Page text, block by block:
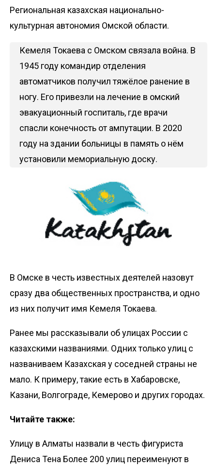
Региональная казахская национально-
культурная автономия Омской области.
Кемеля Токаева с Омском связала война. В
1945 году командир отделения
автоматчиков получил тяжёлое ранение в
ногу. Его привезли на лечение в омский
эвакуационный госпиталь, где врачи
спасли конечность от ампутации. В 2020
году на здании больницы в память о нём
установили мемориальную доску.
В Омске в честь известных деятелей назовут
сразу два общественных пространства, и одно
из них получит имя Кемеля Токаева.
Ранее мы рассказывали об улицах России с
казахскими названиями. Одних только улиц с
названиваем Казахская у соседней страны не
мало. К примеру, такие есть в Хабаровске,
Казани, Волгограде, Кемерово и других городах.
Читайте также:
Улицу в Алматы назвали в честь фигуриста
Дениса Тена Более 200 улиц переименуют в